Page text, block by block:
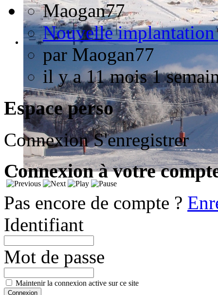
Nouvelle implantation
par Maogan77
il y a 11 mois 1
Espace perso
Connexion S'enregistrer
Connexion à votre
Pas encore de compte ?
Identifiant
Mot de passe
Maintenir la connexion active sur ce site